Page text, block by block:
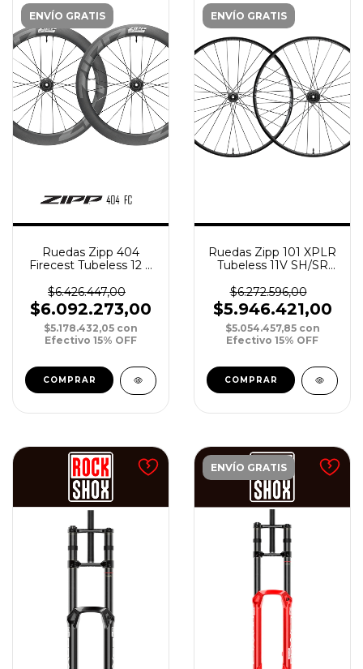
ENVÍO GRATIS
Ruedas Zipp 404
Firecest Tubeless 12 V
100/142mm Disc
$6.426.447,00
$6.092.273,00
$5.178.432,05 con
Efectivo 15% OFF
ENVÍO GRATIS
Ruedas Zipp 101 XPLR
Tubeless 11V SH/SR
12x100mm Disc
$6.272.596,00
$5.946.421,00
$5.054.457,85 con
Efectivo 15% OFF
ENVÍO GRATIS